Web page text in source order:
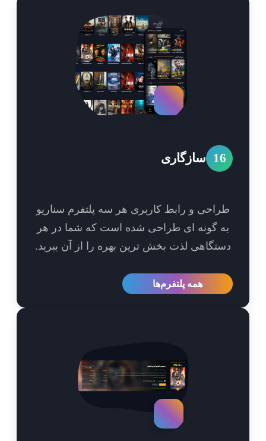
سازگاری
و رابط کاربری هر سه پلتفرم سناریو
گونه ای طراحی شده است که شما در هر
لذت بخش ترین بهره را از آن ببرید.
همه پلتفرم‌ها